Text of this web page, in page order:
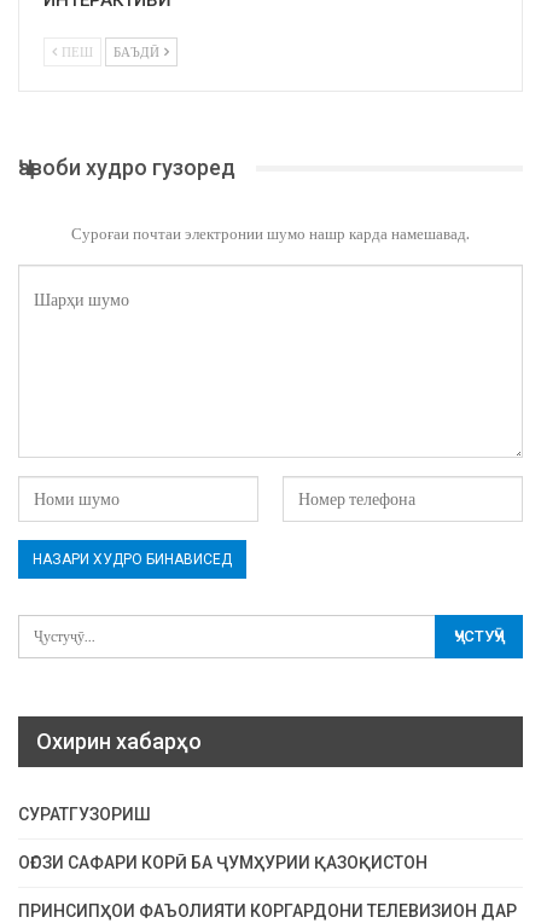
ПЕШ БАЪДӢ
Ҷавоби худро гузоред
Суроғаи почтаи электронии шумо нашр карда намешавад.
Охирин хабарҳо
СУРАТГУЗОРИШ
ОҒОЗИ САФАРИ КОРӢ БА ҶУМҲУРИИ ҚАЗОҚИСТОН
ПРИНСИПҲОИ ФАЪОЛИЯТИ КОРГАРДОНИ ТЕЛЕВИЗИОН ДАР